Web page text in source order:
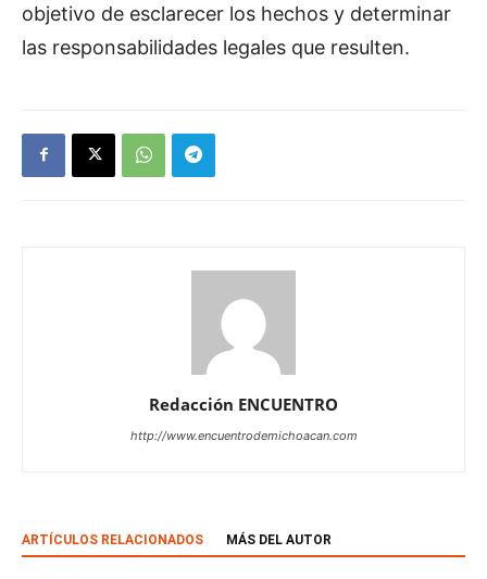
objetivo de esclarecer los hechos y determinar
las responsabilidades legales que resulten.
Redacción ENCUENTRO
http://www.encuentrodemichoacan.com
ARTÍCULOS RELACIONADOS MÁS DEL AUTOR